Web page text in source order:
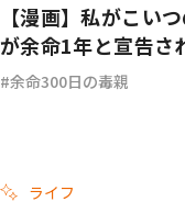
【漫画】私がこい
が余命1年と宣告さ
余命300日の毒親
ライフ